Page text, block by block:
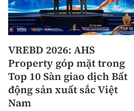
VREBD 2026: AHS
Property góp mặt trong
Top 10 Sàn giao dịch Bất
động sản xuất sắc Việt
Nam